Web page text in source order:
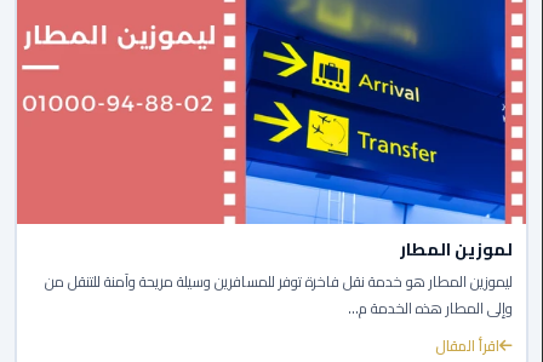
ليموزين
مصر
الجديدة
مدينة
نصر
ليموزين
القاهرة
لموزين المطار
ليموزين المطار هو خدمة نقل فاخرة توفر للمسافرين وسيلة مريحة وآمنة للتنقل من
وإلى المطار هذه الخدمة م...
اقرأ المقال